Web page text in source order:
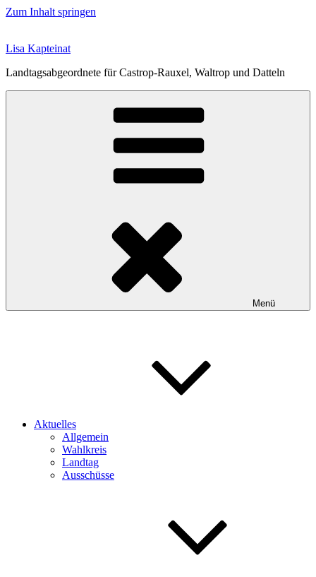
Zum Inhalt springen
Lisa Kapteinat
Landtagsabgeordnete für Castrop-Rauxel, Waltrop und Datteln
Menü
Aktuelles
Allgemein
Wahlkreis
Landtag
Ausschüsse